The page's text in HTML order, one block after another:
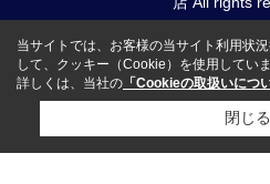
当サイトでは、お客様の当サイト利用状
して、クッキー（Cookie）を使用していま
詳しくは、当社の 「Cookieの取扱いにつ
閉じる